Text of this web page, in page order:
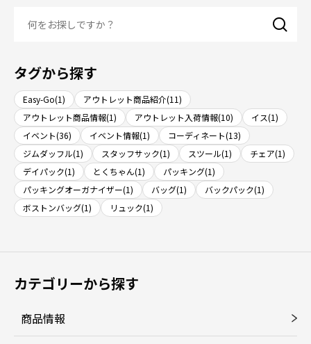
タグから探す
Easy-Go(1)
アウトレット商品紹介(11)
アウトレット商品情報(1)
アウトレット入荷情報(10)
イス(1)
イベント(36)
イベント情報(1)
コーディネート(13)
ジムダッフル(1)
スタッフサック(1) スツール(1)
チェア(1)
デイパック(1)
とくちゃん(1)
パッキング(1)
パッキングオーガナイザー(1)
バッグ(1)
バックパック(1)
ボストンバッグ(1)
リュック(1)
カテゴリーから探す
商品情報